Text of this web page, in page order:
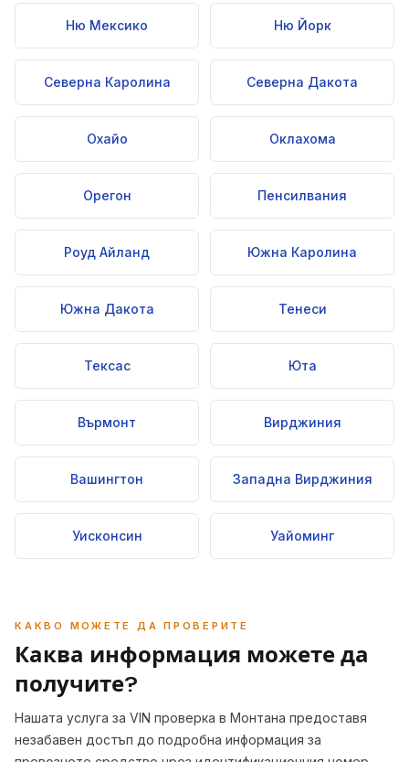
Ню Мексико Ню Йорк
Северна Каролина Северна Дакота
Охайо Оклахома
Орегон Пенсилвания
Роуд Айланд Южна Каролина
Южна Дакота Тенеси
Тексас Юта
Върмонт Вирджиния
Вашингтон Западна Вирджиния
Уисконсин Уайоминг
КАКВО МОЖЕТЕ ДА ПРОВЕРИТЕ
Каква информация можете да
получите?
Нашата услуга за VIN проверка в Монтана предоставя
незабавен достъп до подробна информация за